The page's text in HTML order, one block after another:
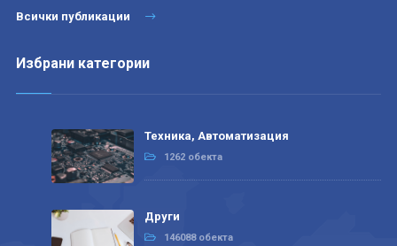
Всички публикации
Избрани категории
Техника, Автоматизация
1262 обекта
Други
146088 обекта